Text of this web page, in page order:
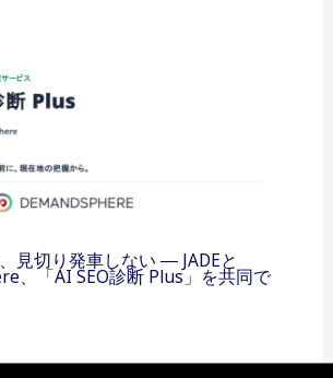
見切り発車しない ― JADEと
、「AI SEO診断 Plus」を共同で